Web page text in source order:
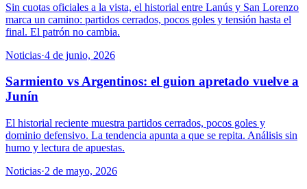
Sin cuotas oficiales a la vista, el historial entre Lanús y San Lorenzo
marca un camino: partidos cerrados, pocos goles y tensión hasta el
final. El patrón no cambia.
Noticias·4 de junio, 2026
Sarmiento vs Argentinos: el guion apretado vuelve a
Junín
El historial reciente muestra partidos cerrados, pocos goles y
dominio defensivo. La tendencia apunta a que se repita. Análisis sin
humo y lectura de apuestas.
Noticias·2 de mayo, 2026